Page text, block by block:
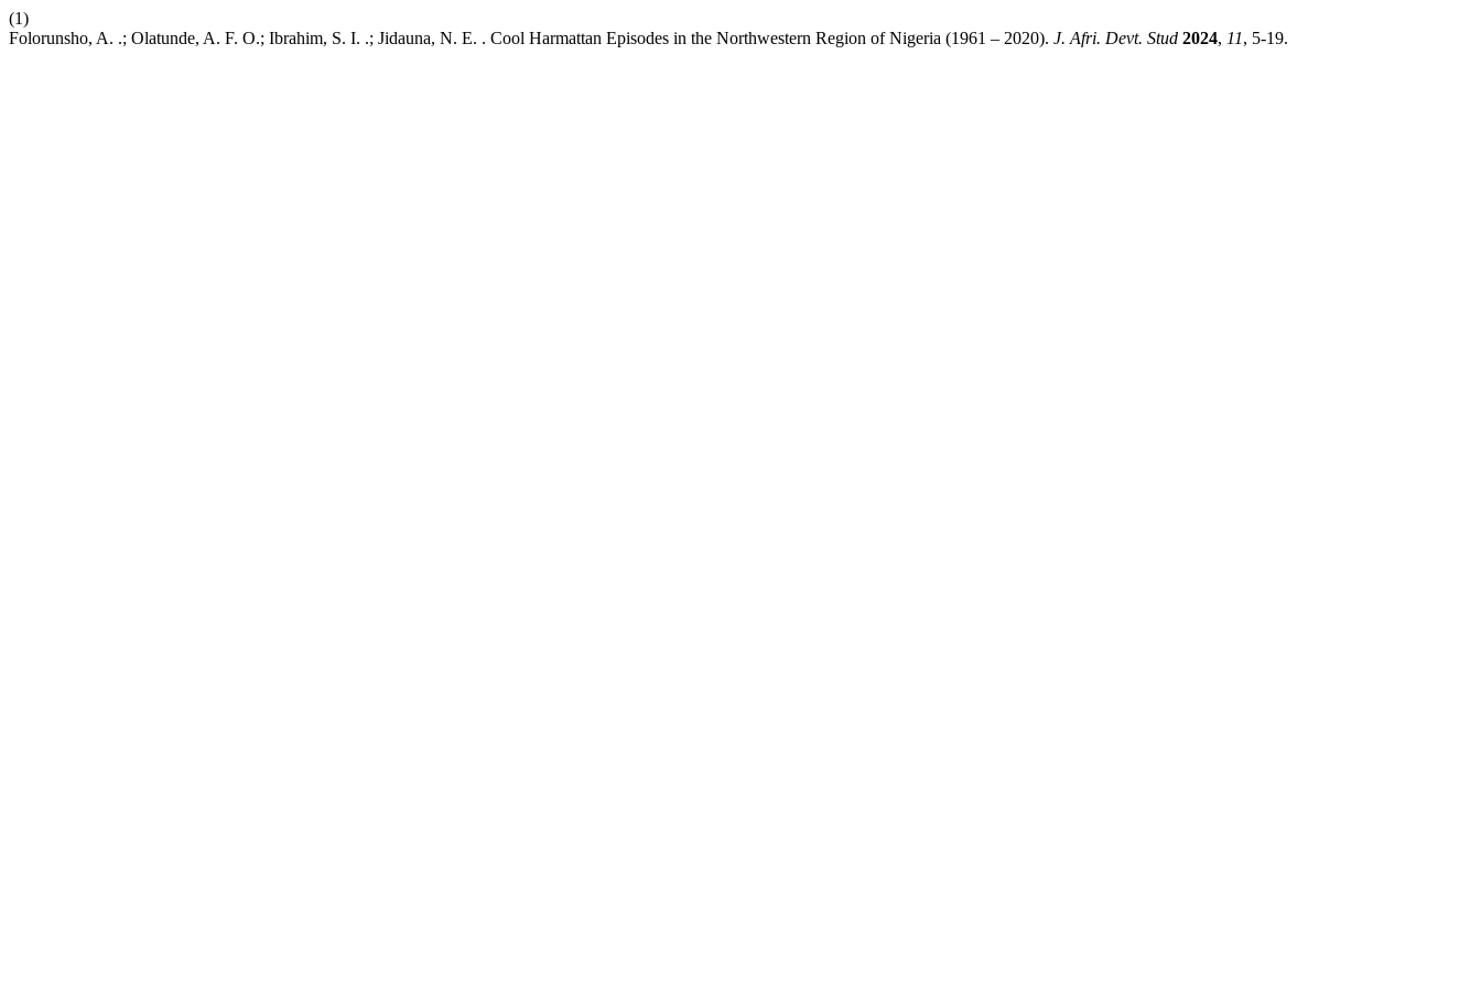
(1)
Folorunsho, A. .; Olatunde, A. F. O.; Ibrahim, S. I. .; Jidauna, N. E. . Cool Harmattan Episodes in the Northwestern Region of Nigeria (1961 – 2020). J. Afri. Devt. Stud 2024, 11, 5-19.